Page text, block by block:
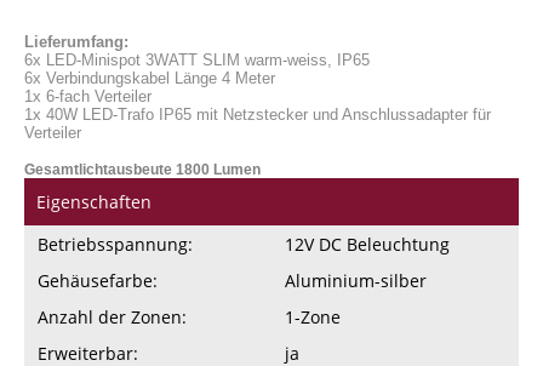
Lieferumfang:
6x LED-Minispot 3WATT SLIM warm-weiss, IP65
6x Verbindungskabel Länge 4 Meter
1x 6-fach Verteiler
1x 40W LED-Trafo IP65 mit Netzstecker und Anschlussadapter für
Verteiler
Gesamtlichtausbeute 1800 Lumen
Eigenschaften
Betriebsspannung:
12V DC Beleuchtung
Gehäusefarbe:
Aluminium-silber
Anzahl der Zonen:
1-Zone
Erweiterbar:
ja